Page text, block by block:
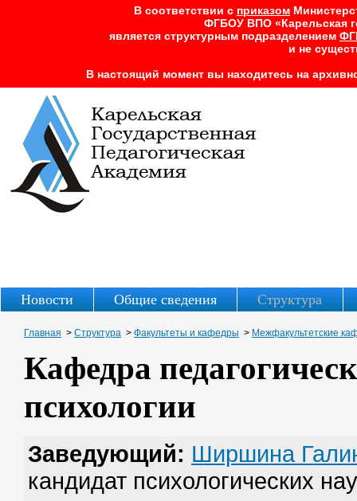
В соответствии с приказом
ФГБОУ ВПО «Карельская
является структурным подразделением
и не
В настоящий момент вы находитесь на
Новости Общие сведения Структура
Главная > Структура > Факультеты и кафедры > Межфакультетские
Кафедра
психологии
Заведующий: Ширшина
кандидат психологических